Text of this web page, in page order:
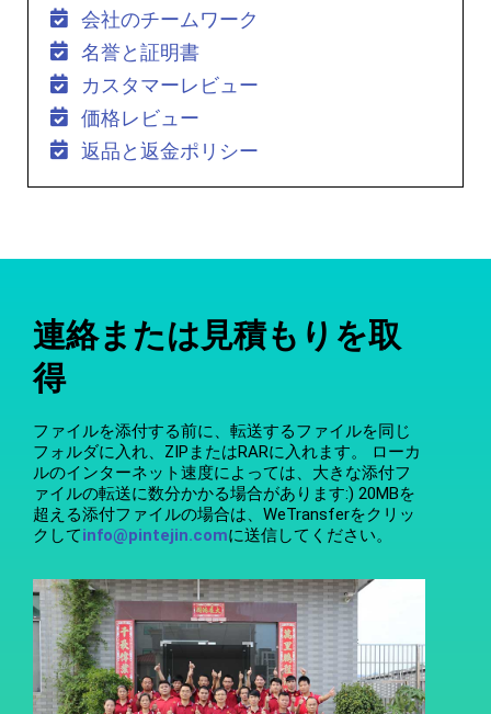
会社のチームワーク
名誉と証明書
カスタマーレビュー
価格レビュー
返品と返金ポリシー
連絡または見積もりを取
得
ファイルを添付する前に、転送するファイルを同じ
フォルダに入れ、ZIPまたはRARに入れます。 ローカ
ルのインターネット速度によっては、大きな添付フ
ァイルの転送に数分かかる場合があります:) 20MBを
超える添付ファイルの場合は、WeTransferをクリッ
クしてinfo@pintejin.comに送信してください。